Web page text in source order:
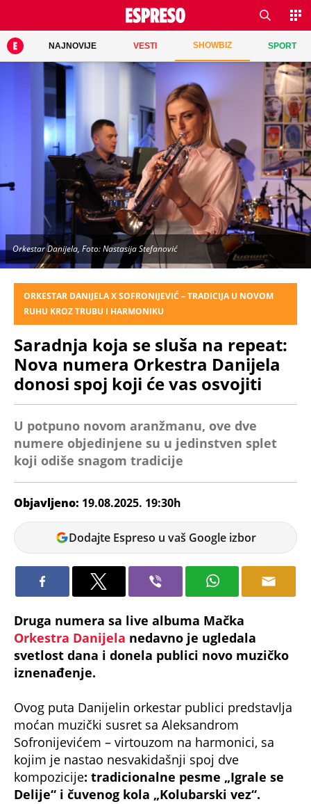
NAJNOVIJE VESTI SHOWBIZ SPORT
Orkestar Danijela, Foto: Nastasija Stefanović
ORKESTAR DANIJELA X SOFRONIJEVIĆ – TRADICIJA U NOVOM
RUHU KROZ TRUBU I HARMONIKU
Saradnja koja se sluša na repeat:
Nova numera Orkestra Danijela
donosi spoj koji će vas osvojiti
U potpuno novom aranžmanu, ove dve
numere objedinjene su u jedinstven splet
koji odiše snagom tradicije
Objavljeno: 19.08.2025. 19:30h
Milica
StanimirovićDodajte Espreso u vaš Google izbor
Druga numera sa live albuma Mačka
Orkestra Danijela nedavno je ugledala
svetlost dana i donela publici novo muzičko
iznenađenje.
Ovog puta Danijelin orkestar publici predstavlja
moćan muzički susret sa Aleksandrom
Sofronijevićem – virtouzom na harmonici, sa
kojim je nastao nesvakidašnji spoj dve
kompozicije: tradicionalne pesme „Igrale se
Delije“ i čuvenog kola „Kolubarski vez“.